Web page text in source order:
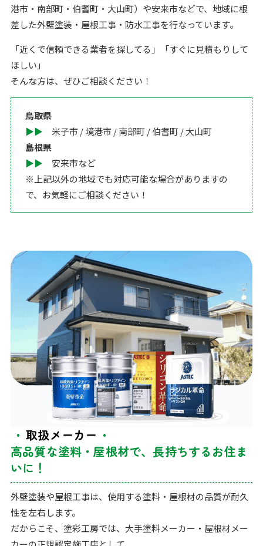
港市・南部町・伯耆町・大山町）や安来市などで、地域に根
差した外壁塗装・屋根工事・防水工事を行なっています。
「近くで信頼できる業者を探してる」「すぐに見積もりして
ほしい」
そんな方は、ぜひご相談ください！
鳥取県
▶︎▶︎ 米子市 / 境港市 / 南部町 / 伯耆町 / 大山町
島根県
▶︎▶︎ 安来市など
※上記以外の地域でも対応可能な場合がありますの
で、お気軽にご相談ください！
取扱メーカー
高品質な塗料・屋根材で、長持ちするお住ま
いに！
外壁塗装や屋根工事は、使用する塗料・屋根材の品質が耐久
性を左右します。
だからこそ、塗彩工房では、大手塗料メーカー・屋根材メー